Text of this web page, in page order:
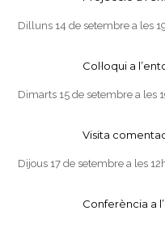
Dilluns 14 de setembre a les
Col·loqui a
Dimarts 15 de setembre a les
Visita
Dijous 17 de setembre a les
Conferència a